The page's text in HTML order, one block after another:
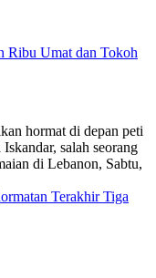
Ribu Umat dan Tokoh
Terakhir Tiga